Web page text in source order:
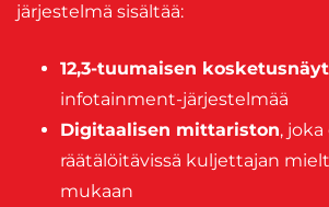
järjestelmä sisältää:
12,3-tuumaisen
infotainment-järjestelmää
Digitaalisen mittariston, joka
räätälöitävissä kuljettajan
mukaan